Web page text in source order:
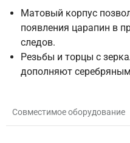
Матовый корпус
появления царапин в
следов.
Резьбы и торцы с
дополняют
Совместимое оборудование